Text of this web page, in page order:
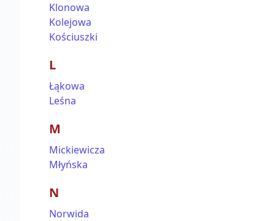
Klonowa
Kolejowa
Kościuszki
L
Łąkowa
Leśna
M
Mickiewicza
Młyńska
N
Norwida